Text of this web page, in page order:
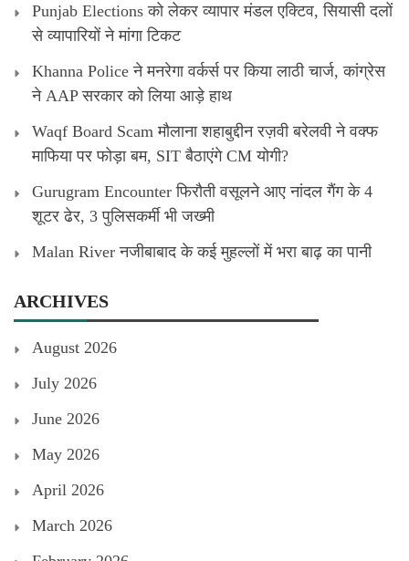
Punjab Elections को लेकर व्यापार मंडल एक्टिव, सियासी दलों
से व्यापारियों ने मांगा टिकट
Khanna Police ने मनरेगा वर्कर्स पर किया लाठी चार्ज, कांग्रेस
ने AAP सरकार को लिया आड़े हाथ
Waqf Board Scam मौलाना शहाबुद्दीन रज़वी बरेलवी ने वक्फ
माफिया पर फोड़ा बम, SIT बैठाएंगे CM योगी?
Gurugram Encounter फिरौती वसूलने आए नांदल गैंग के 4
शूटर ढेर, 3 पुलिसकर्मी भी जख्मी
Malan River नजीबाबाद के कई मुहल्लों में भरा बाढ़ का पानी
ARCHIVES
August 2026
July 2026
June 2026
May 2026
April 2026
March 2026